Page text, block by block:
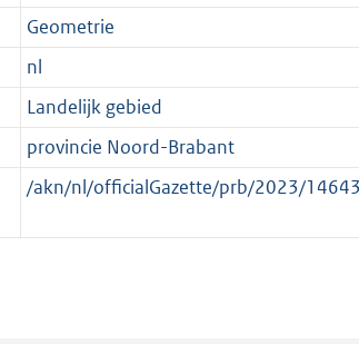
Geometrie
nl
Landelijk gebied
provincie Noord-Brabant
/akn/nl/officialGazette/prb/2023/